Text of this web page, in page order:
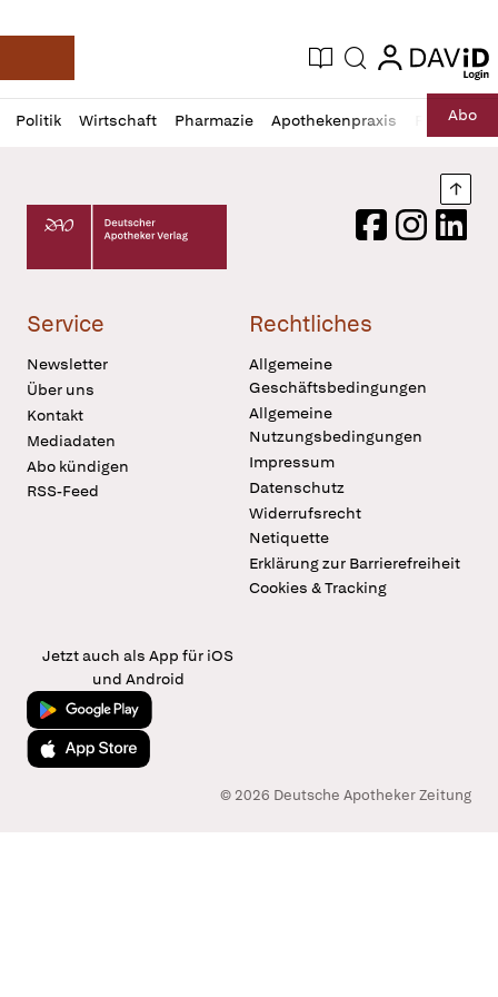
Deutsche Apotheker Zeitung
Aktuelle Ausgabe
Suche login
login
Politik Wirtschaft Pharmazie Apothekenpraxis RechtAbo
Profil
öffnen
Daz
Pur
Deutscher Apotheker Verlag Logo
FacebookInstagram
Service
Newsletter
Über uns
Kontakt
Mediadaten
Abo kündigen
RSS-Feed
Rechtliches
Allgemeine
Geschäftsbedingungen
Allgemeine
Nutzungsbedingungen
Impressum
Datenschutz
Widerrufsrecht
Netiquette
Erklärung zur Barrierefreiheit
Cookies & Tracking
Jetzt auch als App für iOS
und Android
Jetzt bei Google Play
Laden im App Store
© 2026 Deutsche Apotheker Zeitung